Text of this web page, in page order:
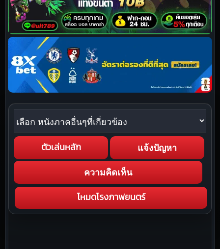
หนังภาคอื่นๆที่เกี่ยวข้อง
ตัวเล่นหลัก แจ้งปัญหา
ความคิดเห็น
โหมดโรงภาพยนตร์